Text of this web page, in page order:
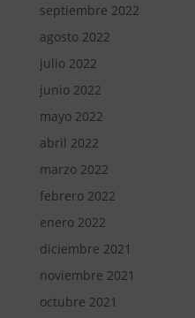
septiembre 2022
agosto 2022
julio 2022
junio 2022
mayo 2022
abril 2022
marzo 2022
febrero 2022
enero 2022
diciembre 2021
noviembre 2021
octubre 2021